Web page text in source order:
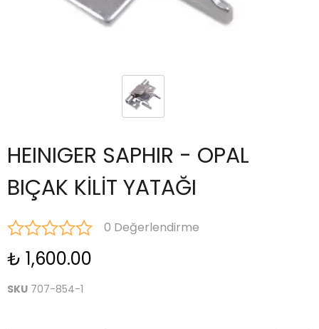
HEINIGER SAPHIR - OPAL
BIÇAK KİLİT YATAĞI
0 Değerlendirme
₺ 1,600.00
SKU 707-854-1